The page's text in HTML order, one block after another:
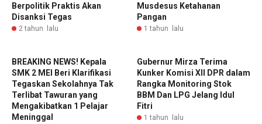
Berpolitik Praktis Akan
Disanksi Tegas
2 tahun lalu
Musdesus Ketahanan
Pangan ‎
1 tahun lalu
BREAKING NEWS! Kepala
SMK 2 MEI Beri Klarifikasi
Tegaskan Sekolahnya Tak
Terlibat Tawuran yang
Mengakibatkan 1 Pelajar
Meninggal
‎Gubernur Mirza Terima
Kunker Komisi XII DPR dalam
Rangka Monitoring Stok
BBM Dan LPG Jelang Idul
Fitri
1 tahun lalu